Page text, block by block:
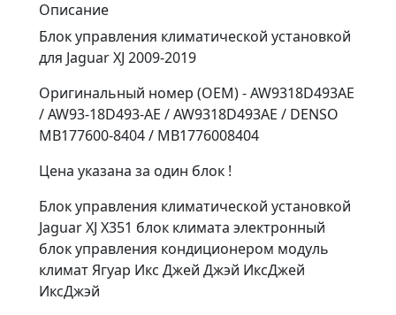
Описание
Блок управления климатической установкой
для Jaguar XJ 2009-2019
Оригинальный номер (OEM) - AW9318D493AE
/ AW93-18D493-AE / AW9318D493AE / DENSO
MB177600-8404 / MB1776008404
Цена указана за один блок !
Блок управления климатической установкой
Jaguar XJ X351 блок климата электронный
блок управления кондиционером модуль
климат Ягуар Икс Джей Джэй ИксДжей
ИксДжэй